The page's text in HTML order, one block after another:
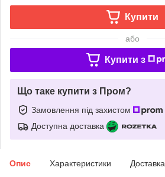
Купити
або
Купити з
Що таке купити з Пром?
Замовлення під захистом
Доступна доставка
Опис Характеристики Доставка